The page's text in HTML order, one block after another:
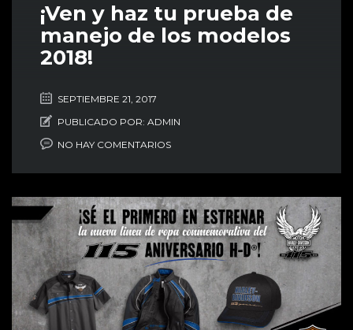
¡Ven y haz tu prueba de
manejo de los modelos
2018!
SEPTIEMBRE 21, 2017
PUBLICADO POR: ADMIN
NO HAY COMENTARIOS